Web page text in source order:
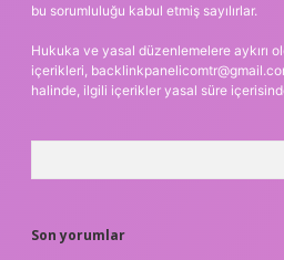
bu sorumluluğu kabul etmiş sayılırlar.
Hukuka ve yasal düzenlemelere aykırı
içerikleri,
halinde, ilgili içerikler yasal süre
Son yorumlar